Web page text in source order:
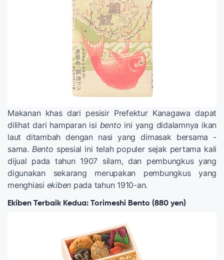
Makanan khas dari pesisir Prefektur Kanagawa dapat
dilihat dari hamparan isi bento ini yang didalamnya ikan
laut ditambah dengan nasi yang dimasak bersama -
sama. Bento spesial ini telah populer sejak pertama kali
dijual pada tahun 1907 silam, dan pembungkus yang
digunakan sekarang merupakan pembungkus yang
menghiasi ekiben pada tahun 1910-an.
Ekiben Terbaik Kedua: Torimeshi Bento (880 yen)